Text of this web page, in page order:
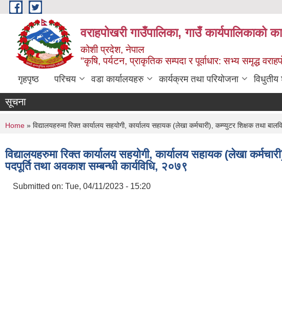
Skip to main content
वराहपोखरी गाउँपालिका, गाउँ कार्यपालिकाको
कोशी प्रदेश, नेपाल
"कृषि, पर्यटन, प्राकृतिक सम्पदा र पूर्वाधार: सभ्य समृद्ध
गृहपृष्ठ परिचय वडा कार्यालयहरु कार्यक्रम तथा परियोजना
सूचना
You are here
Home » विद्यालयहरुमा रिक्त कार्यालय सहयोगी, कार्यालय सहायक (लेखा कर्मचारी), कम्प्युटर शिक्षक तथा
विद्यालयहरुमा रिक्त कार्यालय सहयोगी, कार्यालय सहायक (लेखा
पदपूर्ति तथा अवकाश सम्बन्धी कार्यविधि, २०७९
Submitted on: Tue, 04/11/2023 - 15:20